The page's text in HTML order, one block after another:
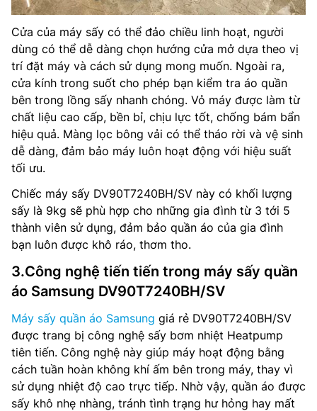
Cửa của máy sấy có thể đảo chiều linh hoạt, người
dùng có thể dễ dàng chọn hướng cửa mở dựa theo vị
trí đặt máy và cách sử dụng mong muốn. Ngoài ra,
cửa kính trong suốt cho phép bạn kiểm tra áo quần
bên trong lồng sấy nhanh chóng. Vỏ máy được làm từ
chất liệu cao cấp, bền bỉ, chịu lực tốt, chống bám bẩn
hiệu quả. Màng lọc bông vải có thể tháo rời và vệ sinh
dễ dàng, đảm bảo máy luôn hoạt động với hiệu suất
tối ưu.
Chiếc máy sấy DV90T7240BH/SV này có khối lượng
sấy là 9kg sẽ phù hợp cho những gia đình từ 3 tới 5
thành viên sử dụng, đảm bảo quần áo của gia đình
bạn luôn được khô ráo, thơm tho.
3.Công nghệ tiến tiến trong máy sấy quần
áo Samsung DV90T7240BH/SV
Máy sấy quần áo Samsung giá rẻ DV90T7240BH/SV
được trang bị công nghệ sấy bơm nhiệt Heatpump
tiên tiến. Công nghệ này giúp máy hoạt động bằng
cách tuần hoàn không khí ấm bên trong máy, thay vì
sử dụng nhiệt độ cao trực tiếp. Nhờ vậy, quần áo được
sấy khô nhẹ nhàng, tránh tình trạng hư hỏng hay mất